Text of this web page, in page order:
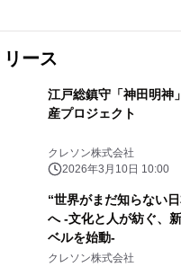
ース
江戸総鎮守「神田明神
産プロジェクト
クレソン株式会社
2026年3月10日 10:00
“世界がまだ知らない
へ -文化と人が紡ぐ、
ベルを始動-
クレソン株式会社